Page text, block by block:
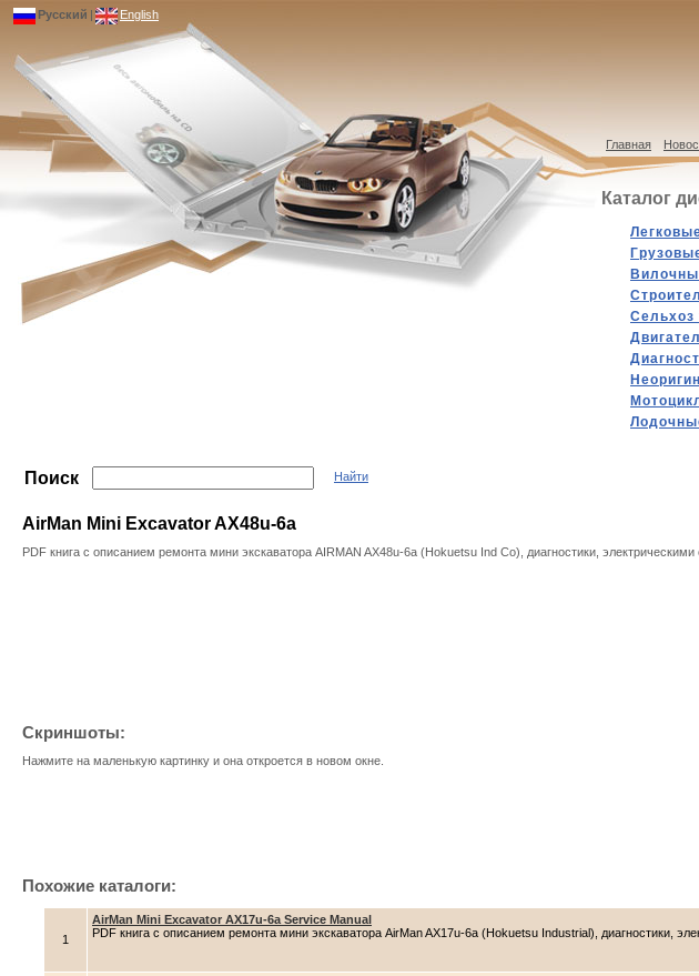
Главная
Русский | English
Каталог
Сельхоз
Поиск Найти
AirMan Mini Excavator AX48u-6a
PDF книга с описанием ремонта мини экскаватора AIRMAN AX48u-6a (Hokuetsu Ind Co), диагностики,
Скриншоты:
Нажмите на маленькую картинку и она откроется в новом окне.
Похожие каталоги:
1
AirMan Mini Excavator AX17u-6a Service Manual
PDF книга с описанием ремонта мини экскаватора AirMan AX17u-6a (Hokuetsu Industrial), диагностики,